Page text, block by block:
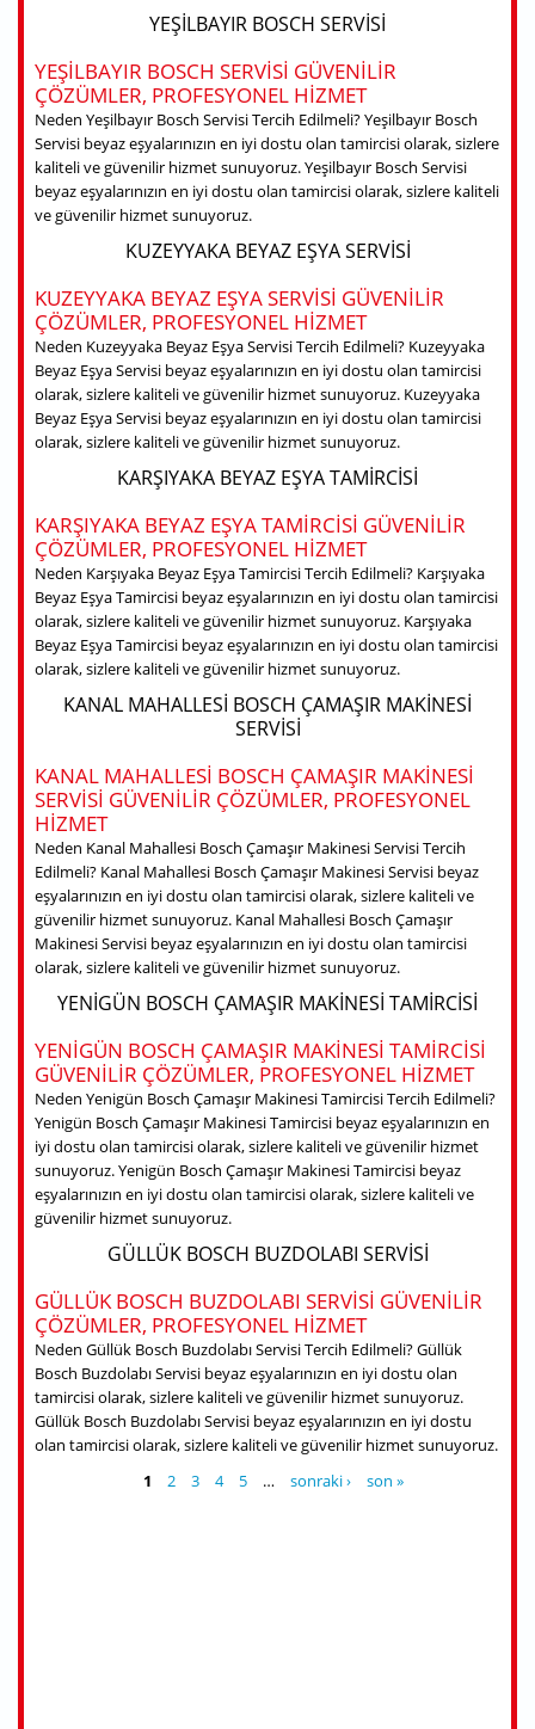
YEŞILBAYIR BOSCH SERVISI
YEŞILBAYIR BOSCH SERVISI GÜVENILIR
ÇÖZÜMLER, PROFESYONEL HIZMET
Neden Yeşilbayır Bosch Servisi Tercih Edilmeli? Yeşilbayır Bosch
Servisi beyaz eşyalarınızın en iyi dostu olan tamircisi olarak, sizlere
kaliteli ve güvenilir hizmet sunuyoruz. Yeşilbayır Bosch Servisi
beyaz eşyalarınızın en iyi dostu olan tamircisi olarak, sizlere kaliteli
ve güvenilir hizmet sunuyoruz.
KUZEYYAKA BEYAZ EŞYA SERVISI
KUZEYYAKA BEYAZ EŞYA SERVISI GÜVENILIR
ÇÖZÜMLER, PROFESYONEL HIZMET
Neden Kuzeyyaka Beyaz Eşya Servisi Tercih Edilmeli? Kuzeyyaka
Beyaz Eşya Servisi beyaz eşyalarınızın en iyi dostu olan tamircisi
olarak, sizlere kaliteli ve güvenilir hizmet sunuyoruz. Kuzeyyaka
Beyaz Eşya Servisi beyaz eşyalarınızın en iyi dostu olan tamircisi
olarak, sizlere kaliteli ve güvenilir hizmet sunuyoruz.
KARŞIYAKA BEYAZ EŞYA TAMIRCISI
KARŞIYAKA BEYAZ EŞYA TAMIRCISI GÜVENILIR
ÇÖZÜMLER, PROFESYONEL HIZMET
Neden Karşıyaka Beyaz Eşya Tamircisi Tercih Edilmeli? Karşıyaka
Beyaz Eşya Tamircisi beyaz eşyalarınızın en iyi dostu olan tamircisi
olarak, sizlere kaliteli ve güvenilir hizmet sunuyoruz. Karşıyaka
Beyaz Eşya Tamircisi beyaz eşyalarınızın en iyi dostu olan tamircisi
olarak, sizlere kaliteli ve güvenilir hizmet sunuyoruz.
KANAL MAHALLESI BOSCH ÇAMAŞIR MAKINESI
SERVISI
KANAL MAHALLESI BOSCH ÇAMAŞIR MAKINESI
SERVISI GÜVENILIR ÇÖZÜMLER, PROFESYONEL
HIZMET
Neden Kanal Mahallesi Bosch Çamaşır Makinesi Servisi Tercih
Edilmeli? Kanal Mahallesi Bosch Çamaşır Makinesi Servisi beyaz
eşyalarınızın en iyi dostu olan tamircisi olarak, sizlere kaliteli ve
güvenilir hizmet sunuyoruz. Kanal Mahallesi Bosch Çamaşır
Makinesi Servisi beyaz eşyalarınızın en iyi dostu olan tamircisi
olarak, sizlere kaliteli ve güvenilir hizmet sunuyoruz.
YENIGÜN BOSCH ÇAMAŞIR MAKINESI TAMIRCISI
YENIGÜN BOSCH ÇAMAŞIR MAKINESI TAMIRCISI
GÜVENILIR ÇÖZÜMLER, PROFESYONEL HIZMET
Neden Yenigün Bosch Çamaşır Makinesi Tamircisi Tercih Edilmeli?
Yenigün Bosch Çamaşır Makinesi Tamircisi beyaz eşyalarınızın en
iyi dostu olan tamircisi olarak, sizlere kaliteli ve güvenilir hizmet
sunuyoruz. Yenigün Bosch Çamaşır Makinesi Tamircisi beyaz
eşyalarınızın en iyi dostu olan tamircisi olarak, sizlere kaliteli ve
güvenilir hizmet sunuyoruz.
GÜLLÜK BOSCH BUZDOLABI SERVISI
GÜLLÜK BOSCH BUZDOLABI SERVISI GÜVENILIR
ÇÖZÜMLER, PROFESYONEL HIZMET
Neden Güllük Bosch Buzdolabı Servisi Tercih Edilmeli? Güllük
Bosch Buzdolabı Servisi beyaz eşyalarınızın en iyi dostu olan
tamircisi olarak, sizlere kaliteli ve güvenilir hizmet sunuyoruz.
Güllük Bosch Buzdolabı Servisi beyaz eşyalarınızın en iyi dostu
olan tamircisi olarak, sizlere kaliteli ve güvenilir hizmet sunuyoruz.
1 2 3 4 5 … sonraki › son »